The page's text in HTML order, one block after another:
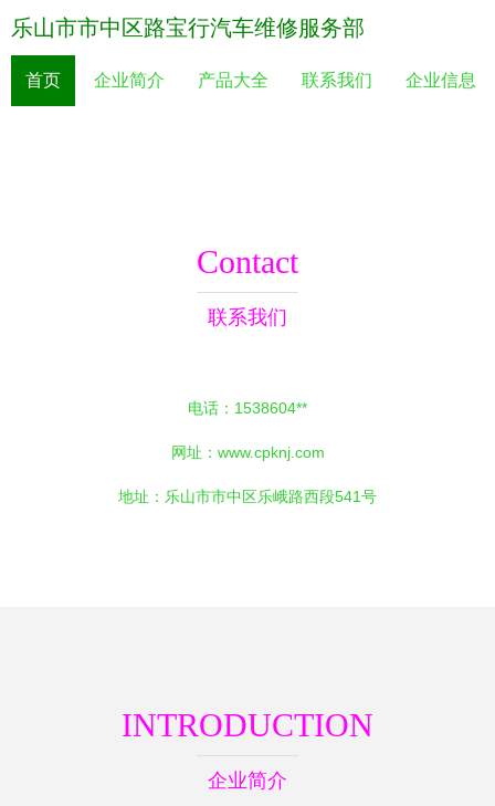
乐山市市中区路宝行汽车维修服务部
首页 企业简介 产品大全 联系我们 企业信息
Contact
联系我们
电话：1538604**
网址： www.cpknj.com
地址：乐山市市中区乐峨路西段541号
INTRODUCTION
企业简介